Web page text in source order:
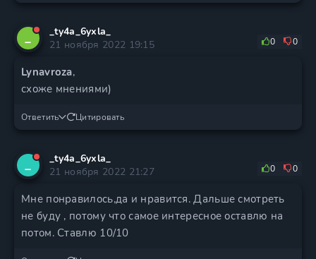
_
_ty4a_6yxla_
21 ноября 2022 19:15
0 0
Lynavroza,
схоже мнениями)
Ответить Цитировать
_
_ty4a_6yxla_
21 ноября 2022 21:27
0 0
Мне понравилось,да и нравится. Дальше смотреть
не буду , потому что самое интересное оставлю на
потом. Ставлю 10/10